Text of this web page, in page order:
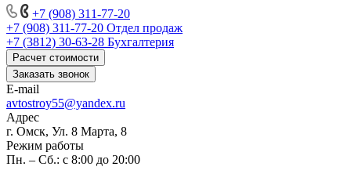
+7 (908) 311-77-20
+7 (908) 311-77-20 Отдел продаж
+7 (3812) 30-63-28 Бухгалтерия
Расчет стоимости
Заказать звонок
E-mail
avtostroy55@yandex.ru
Адрес
г. Омск, Ул. 8 Марта, 8
Режим работы
Пн. – Сб.: с 8:00 до 20:00